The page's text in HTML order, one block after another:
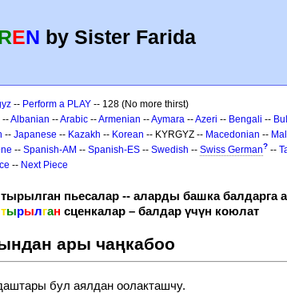
EN by Sister Farida
-- Perform a PLAY -- 128 (No more thirst)
--Albanian --Arabic --Armenian --Aymara --Azeri -- Bengali --
-- Japanese -- Kazakh -- Korean -- KYRGYZ -- Macedonian --
-- Spanish-AM -- Spanish-ES -- Swedish -- Swiss German? --
-- Next Piece
пьесалар -- аларды башка балдарга
тырылган сценкалар – балдар үчүн коюлат
ары чаңкабоо
бул аялдан оолакташчу.